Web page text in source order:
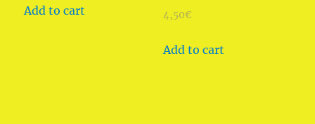
Add to cart 4,50€
Add to cart